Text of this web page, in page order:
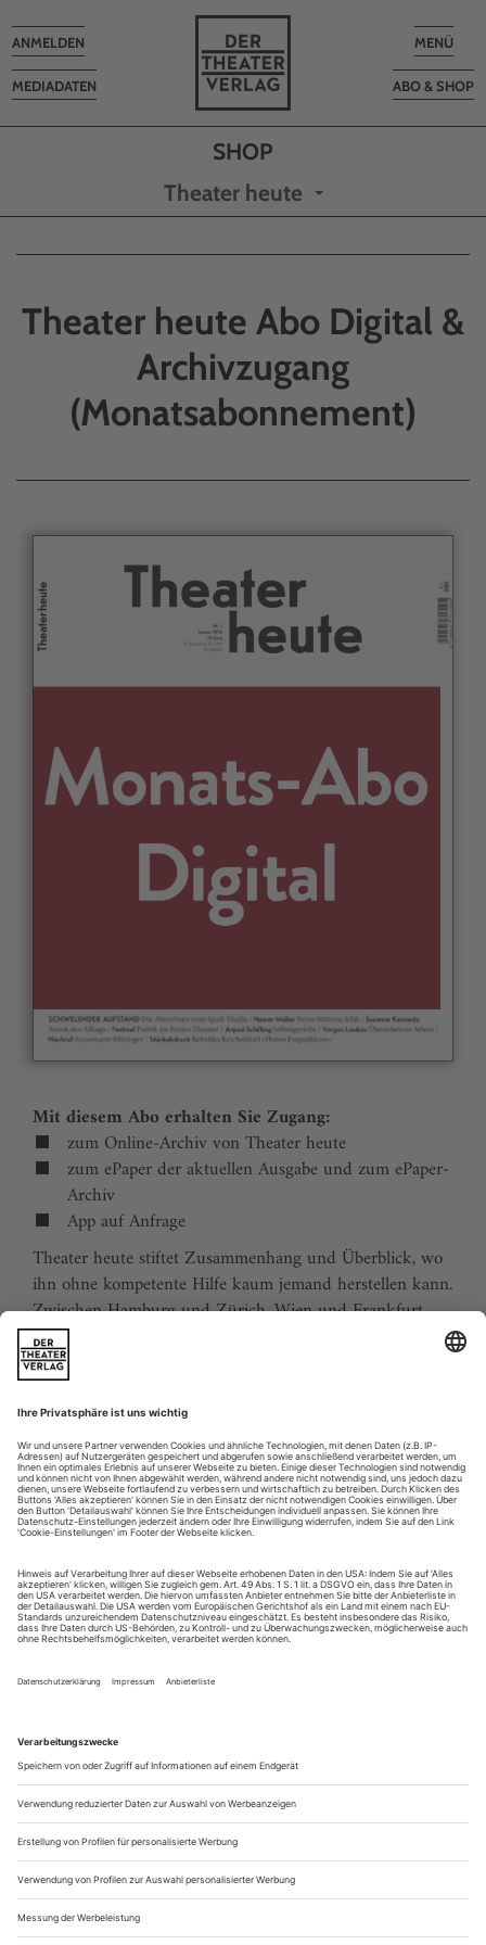
Toggle
MENÜ
ABO & SHOP
MEDIADATEN
Toggle
navigation
ANMELDEN
Theater heute
Theater heute Abo Digital &
Archivzugang
(Monatsabonnement)
Mit diesem Abo erhalten Sie Zugang:
zum Online-Archiv von Theater heute
zum ePaper der aktuellen Ausgabe und zum ePaper-
Archiv
App auf Anfrage
Theater heute stiftet Zusammenhang und Überblick, wo
ihn ohne kompetente Hilfe kaum jemand herstellen kann.
Zwischen Hamburg und Zürich, Wien und Frankfurt,
Jena und Aachen gibt es wie nirgends auf der Welt eine
dichte, vielfältige und produktive Theaterszene. Mit
Theater heute sind Sie jederzeit über die wichtigsten
Ereignisse informiert. Theater heute erscheint 12-mal im
Jahr mit einem Doppelheft im Juli und dem Jahrbuch im
August.
Sie erhalten Zugang zum Online-Archiv von Theater
heute und können sowohl das aktuelle ePaper als auch
das ePaper-Archiv über Ihren Account auf www.der-
theaterverlag.de einsehen. Zugang zur App auf Anfrage.
Das Abonnement hat eine Laufzeit von einem Monat und
verlängert sich jeweils um einen weiteren Monat, sofern
es nicht vom Kunden auf der Seite „Mein Konto/Meine
Bestellungen“ auf www.der-theaterverlag.de gekündigt
in Kraft.
Aus steuerlichen Gründen abweichende Preise für Käufe
außerhalb Deutschlands (Endpreis vor Auslösen der Bestellung
ersichtlich)